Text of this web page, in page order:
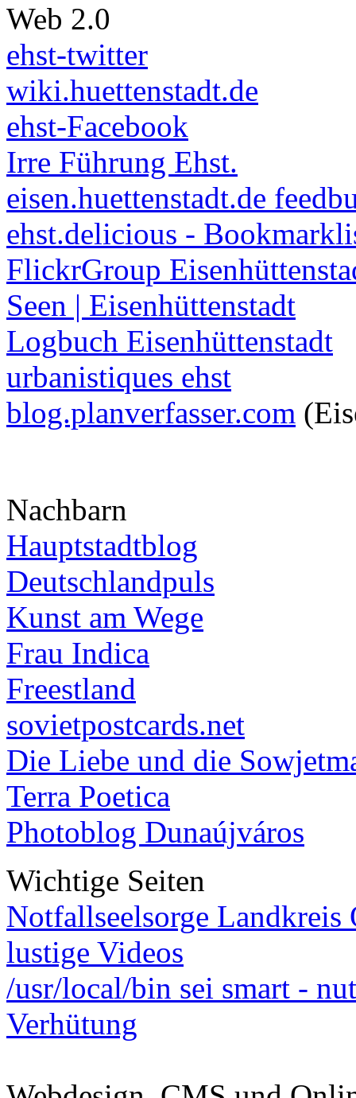
Web 2.0
ehst-twitter
wiki.huettenstadt.de
ehst-Facebook
Irre Führung Ehst.
eisen.huettenstadt.de
ehst.delicious -
FlickrGroup
Seen | Eisenhüttenstadt
Logbuch Eisenhüttenstadt
urbanistiques ehst
blog.planverfasser.com
Nachbarn
Hauptstadtblog
Deutschlandpuls
Kunst am Wege
Frau Indica
Freestland
sovietpostcards.net
Die Liebe und die
Terra Poetica
Photoblog Dunaújváros
Wichtige Seiten
Notfallseelsorge Landkreis
lustige Videos
/usr/local/bin sei smart -
Verhütung